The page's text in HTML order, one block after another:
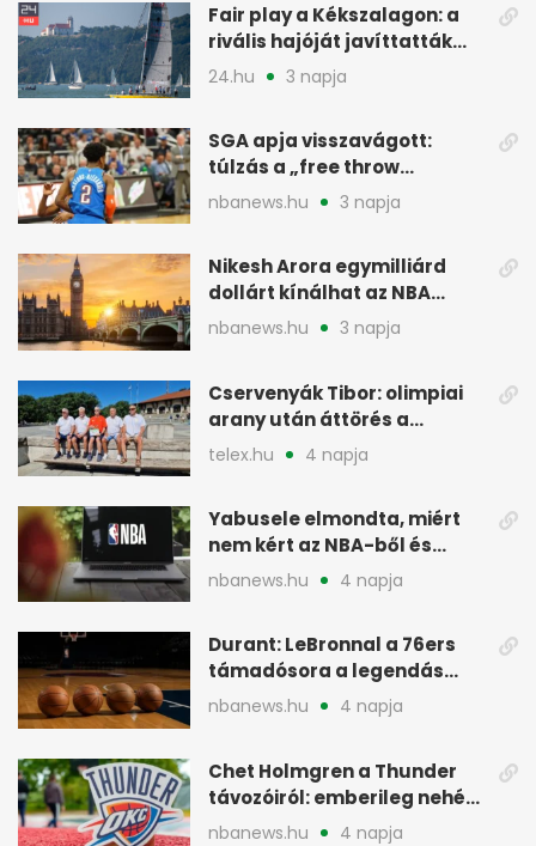
Fair play a Kékszalagon: a
rivális hajóját javíttatták
meg
24.hu 3 napja
SGA apja visszavágott:
túlzás a „free throw
merchant” címke?
nbanews.hu 3 napja
Nikesh Arora egymilliárd
dollárt kínálhat az NBA
Europe londoni csapatáért
nbanews.hu 3 napja
Cservenyák Tibor: olimpiai
arany után áttörés a
rákkutatásban
telex.hu 4 napja
Yabusele elmondta, miért
nem kért az NBA-ből és
miért jött Európába
nbanews.hu 4 napja
Durant: LeBronnal a 76ers
támadósora a legendás
Warriorsra emlékeztet
nbanews.hu 4 napja
Chet Holmgren a Thunder
távozóiról: emberileg nehéz,
de bízik
nbanews.hu 4 napja